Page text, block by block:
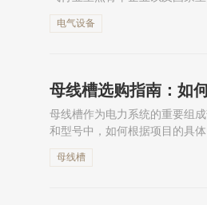
电气设备
母线槽选购指南：如
母线槽作为电力系统的重要组
和型号中，如何根据项目的具
母线槽